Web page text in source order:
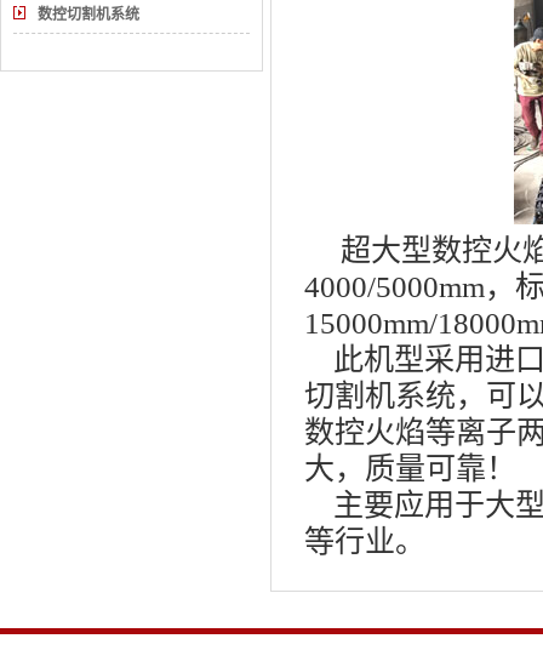
数控切割机系统
超大型数控火
4000/5000mm，
15000mm/
此机型采用进
切割机系统，可
数控火焰等离子
大，质量可靠！
主要应用于大
等行业。